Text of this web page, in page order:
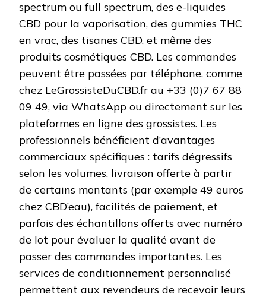
spectrum ou full spectrum, des e-liquides
CBD pour la vaporisation, des gummies THC
en vrac, des tisanes CBD, et même des
produits cosmétiques CBD. Les commandes
peuvent être passées par téléphone, comme
chez LeGrossisteDuCBD.fr au +33 (0)7 67 88
09 49, via WhatsApp ou directement sur les
plateformes en ligne des grossistes. Les
professionnels bénéficient d’avantages
commerciaux spécifiques : tarifs dégressifs
selon les volumes, livraison offerte à partir
de certains montants (par exemple 49 euros
chez CBD’eau), facilités de paiement, et
parfois des échantillons offerts avec numéro
de lot pour évaluer la qualité avant de
passer des commandes importantes. Les
services de conditionnement personnalisé
permettent aux revendeurs de recevoir leurs